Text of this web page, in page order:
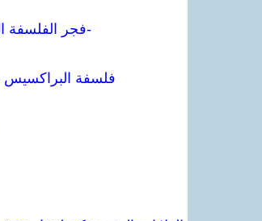
-فجر الفلسفة
فلسفة البراكسيس